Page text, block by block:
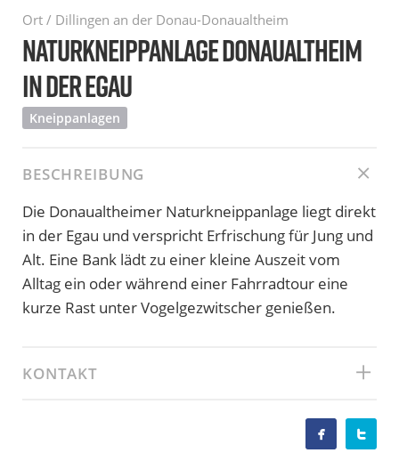
Ort / Dillingen an der Donau-Donaualtheim
NATURKNEIPPANLAGE DONAUALTHEIM
IN DER EGAU
Kneippanlagen
BESCHREIBUNG
Die Donaualtheimer Naturkneippanlage liegt direkt
in der Egau und verspricht Erfrischung für Jung und
Alt. Eine Bank lädt zu einer kleine Auszeit vom
Alltag ein oder während einer Fahrradtour eine
kurze Rast unter Vogelgezwitscher genießen.
KONTAKT
 